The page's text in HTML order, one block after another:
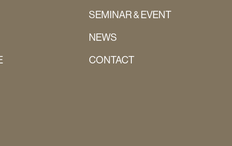
SEMINAR & EVENT
NEWS
CONTACT